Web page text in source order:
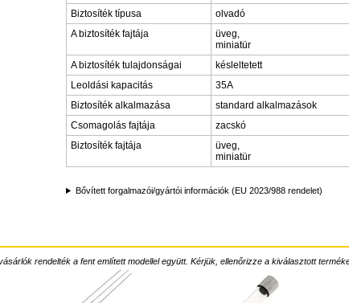
Biztosíték típusa
olvadó
A biztosíték fajtája
üveg,
miniatür
A biztosíték tulajdonságai
késleltetett
Leoldási kapacitás
35A
Biztosíték alkalmazása
standard alkalmazások
Csomagolás fajtája
zacskó
Biztosíték fajtája
üveg,
miniatür
Bővített forgalmazói/gyártói információk (EU 2023/988 rendelet)
rendelték a fent említett modellel együtt. Kérjük, ellenőrizze a kiválasztott